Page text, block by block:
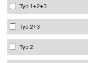
Typ 1+2+3
Typ 2+3
Typ 2